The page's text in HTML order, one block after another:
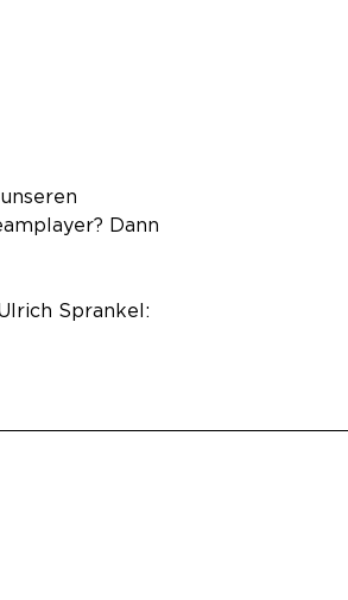
Dann
Sprankel: